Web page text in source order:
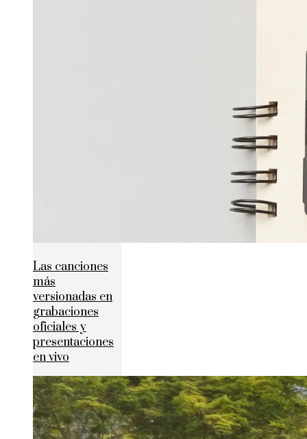
Las canciones
más
versionadas en
grabaciones
oficiales y
presentaciones
en vivo